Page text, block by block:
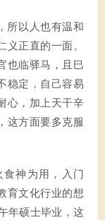
所以人也有温和
义正直的一面。
也临驿马，且巳
稳定，自己容易
心，加上天干辛
这方面要多克服
神为用，入门
育文化行业的想
年硕士毕业，这